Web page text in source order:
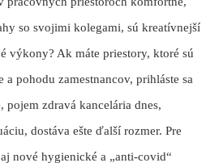
so svojimi kolegami, sú kreatívnejší
výkony? Ak máte priestory, ktoré sú
a pohodu zamestnancov, prihláste sa
pojem zdravá kancelária dnes,
dostáva ešte ďalší rozmer. Pre
nové hygienické a „anti-covid“